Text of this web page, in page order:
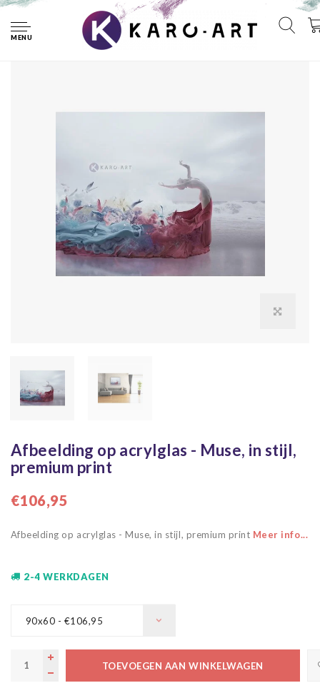
MENU
Afbeelding op acrylglas - Muse, in stijl, premium print
Afbeelding op acrylglas - Muse, in stijl,
premium print
€106,95
Afbeelding op acrylglas - Muse, in stijl, premium print Meer info...
2-4 WERKDAGEN
90x60 - €106,95
TOEVOEGEN AAN WINKELWAGEN